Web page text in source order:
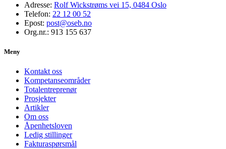
Adresse: Rolf Wickstrøms vei 15, 0484 Oslo
Telefon: 22 12 00 52
Epost: post@oseb.no
Org.nr.: 913 155 637
Meny
Kontakt oss
Kompetanseområder
Totalentreprenør
Prosjekter
Artikler
Om oss
Åpenhetsloven
Ledig stillinger
Fakturaspørsmål